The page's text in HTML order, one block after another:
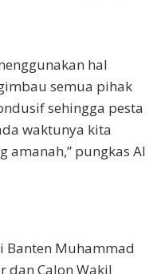
hal
semua pihak
sehingga pesta
waktunya kita
pungkas Al
Banten Muhammad
dan Calon Wakil